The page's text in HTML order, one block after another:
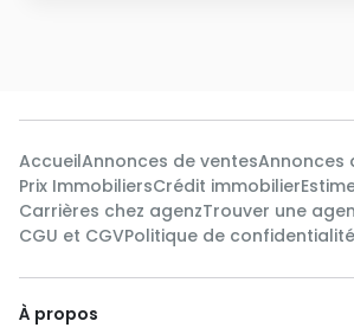
AccueilAnnonces de ventesAnnonces
Prix ImmobiliersCrédit immobilier
Carrières chez agenzTrouver une
CGU et CGVPolitique de confidentialité
À propos